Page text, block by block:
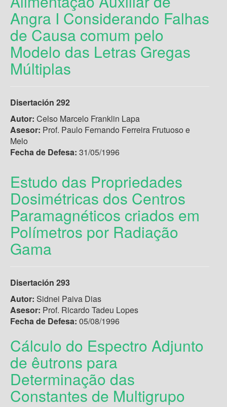
Angra I Considerando Falhas
de Causa comum pelo
Modelo das Letras Gregas
Múltiplas
Disertación 292
Autor: Celso Marcelo Franklin Lapa
Asesor: Prof. Paulo Fernando Ferreira Frutuoso e
Melo
Fecha de Defesa: 31/05/1996
Estudo das Propriedades
Dosimétricas dos Centros
Paramagnéticos criados em
Polímetros por Radiação
Gama
Disertación 293
Autor: Sidnei Paiva Dias
Asesor: Prof. Ricardo Tadeu Lopes
Fecha de Defesa: 05/08/1996
Cálculo do Espectro Adjunto
de êutrons para
Determinação das
Constantes de Multigrupo